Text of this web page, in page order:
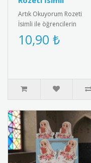
Artık Okuyorum Rozeti
İsimli ile öğrencilerin
başarısını kişiselleştirin!
Özel isim baskılı tasarımı..
10,90 ₺